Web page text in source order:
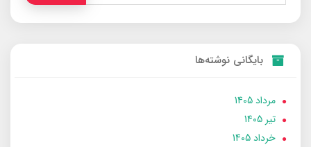
بایگانی نوشته‌ها
مرداد 1405
تير 1405
خرداد 1405